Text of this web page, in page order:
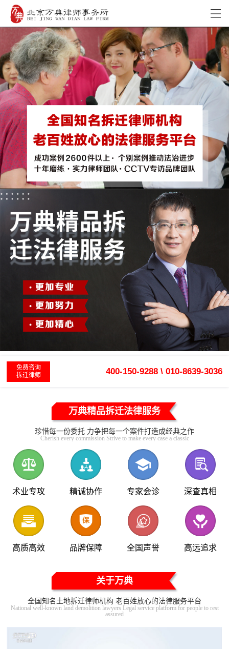
免费咨询
拆迁律师
400-150-9288 \ 010-8639-3036
万典精品拆迁法律服务
珍惜每一份委托 力争把每一个案件打造成经典之作
Cherish every commission Strive to make every case a classic
术业专攻 精诚协作 专家会诊 深查真相
高质高效 品牌保障 全国声誉 高远追求
关于万典
全国知名土地拆迁律师机构 老百姓放心的法律服务平台
National well-known land demolition lawyers Legal service platform for people to rest
assured